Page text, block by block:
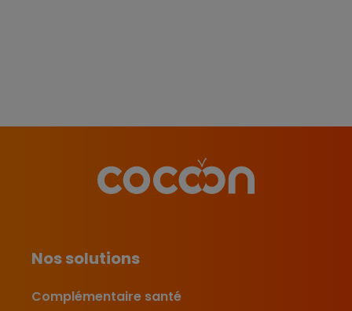
Nos solutions
Complémentaire santé